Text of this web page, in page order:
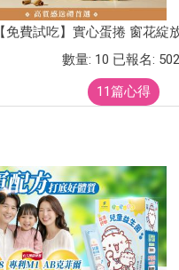
【免費試吃】實心蛋捲 窗花綻
數量: 10 已報名: 502
11篇心得